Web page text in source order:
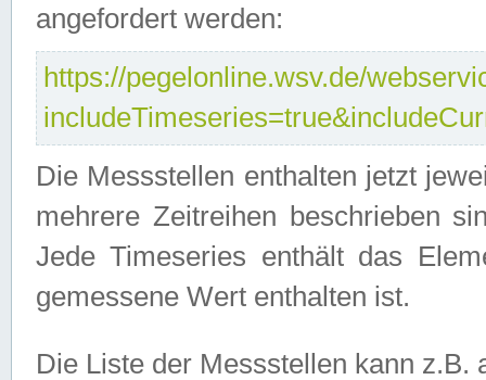
angefordert werden:
https://pegelonline.wsv.de/
Die Messstellen enthalten jetzt
mehrere Zeitreihen beschrieben
Jede Timeseries enthält das
gemessene Wert enthalten ist.
Die Liste der Messstellen kann